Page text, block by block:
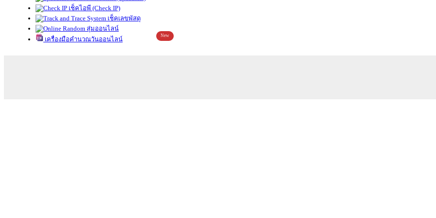
เช็คไอพี (Check IP)
เช็คเลขพัสดุ
สุ่มออนไลน์
เครื่องมือคำนวณวันออนไลน์
New